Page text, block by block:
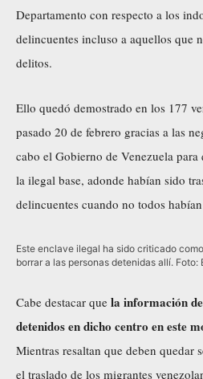
Departamento con respecto a los
delincuentes incluso a aquellos que
delitos.
Ello quedó demostrado en los 177
pasado 20 de febrero gracias a las
cabo el Gobierno de Venezuela para
la ilegal base, adonde habían sido
delincuentes cuando no todos
Este enclave ilegal ha sido criticado
borrar a las personas detenidas allí. Foto:
Cabe destacar que la información
detenidos en dicho centro en este
Mientras resaltan que deben quedar
el traslado de los migrantes